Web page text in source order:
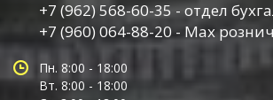
+7 (962) 568-60-35 - отдел
+7 (960) 064-88-20 - Max
Пн. 8:00 - 18:00
Вт. 8:00 - 18:00